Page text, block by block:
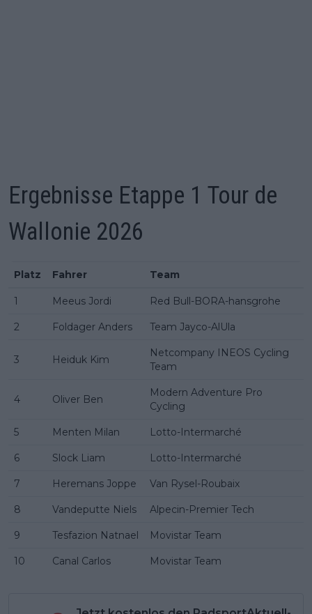
Ergebnisse Etappe 1 Tour de
Wallonie 2026
Platz Fahrer Team
1 Meeus Jordi Red Bull-BORA-hansgrohe
2 Foldager Anders Team Jayco-AlUla
3 Heiduk Kim
Netcompany INEOS Cycling
Team
4 Oliver Ben
Modern Adventure Pro
Cycling
5 Menten Milan Lotto-Intermarché
6 Slock Liam Lotto-Intermarché
7 Heremans Joppe Van Rysel-Roubaix
8 Vandeputte Niels Alpecin-Premier Tech
9 Tesfazion Natnael Movistar Team
10 Canal Carlos Movistar Team